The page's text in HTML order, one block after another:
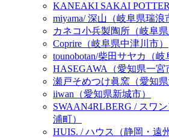
KANEAKI SAKAI
miyama/ 深山（岐阜県瑞浪
カネコ小兵製陶所（岐阜県
Coprire（岐阜県中津川市）
tounobotan/柴田サヤカ（岐
HASEGAWA（愛知県一宮
瀬戸そめつけ眞窯（愛知県
iiwan（愛知県新城市）
SWAAN4RLBERG / スワ
浦町）
HUIS. / ハウス（静岡・遠